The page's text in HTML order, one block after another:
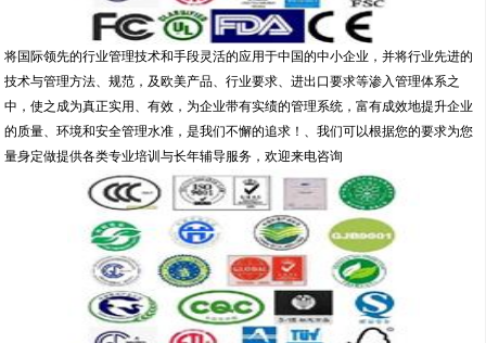
将国际领先的行业管理技术和手段灵活的应用于中国的中小企业，并将行业先进的
技术与管理方法、规范，及欧美产品、行业要求、进出口要求等渗入管理体系之
中，使之成为真正实用、有效，为企业带有实绩的管理系统，富有成效地提升企业
的质量、环境和安全管理水准，是我们不懈的追求！、我们可以根据您的要求为您
量身定做提供各类专业培训与长年辅导服务，欢迎来电咨询